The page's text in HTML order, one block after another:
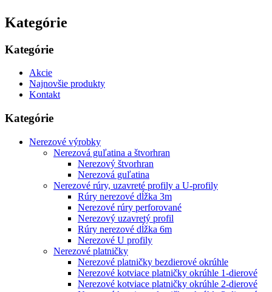
Kategórie
Kategórie
Akcie
Najnovšie produkty
Kontakt
Kategórie
Nerezové výrobky
Nerezová guľatina a štvorhran
Nerezový štvorhran
Nerezová guľatina
Nerezové rúry, uzavreté profily a U-profily
Rúry nerezové dĺžka 3m
Nerezové rúry perforované
Nerezový uzavretý profil
Rúry nerezové dĺžka 6m
Nerezové U profily
Nerezové platničky
Nerezové platničky bezdierové okrúhle
Nerezové kotviace platničky okrúhle 1-dierové
Nerezové kotviace platničky okrúhle 2-dierové